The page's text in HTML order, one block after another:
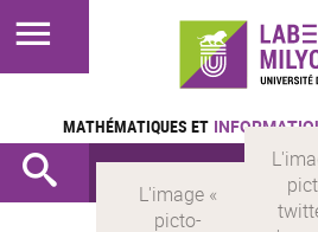
MATHÉMATIQUES ET